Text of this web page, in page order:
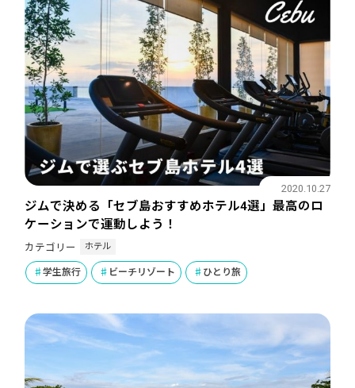
ジムで決める「セブ島おすすめホテル4選」最高のロ
ケーションで運動しよう！
2020.10.27
カテゴリー ホテル
学生旅行 ビーチリゾート ひとり旅